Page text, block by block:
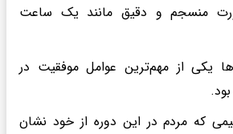
منسجم و دقیق مانند یک ساعت
یکی از مهم‌ترین عوامل موفقیت در
که مردم در این دوره از خود نشان